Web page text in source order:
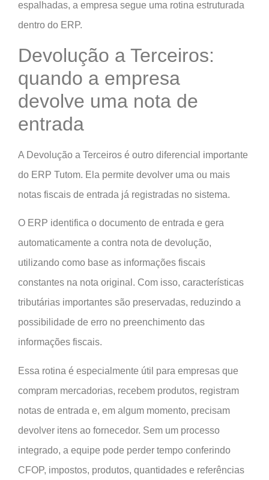
espalhadas, a empresa segue uma rotina estruturada
dentro do ERP.
Devolução a Terceiros:
quando a empresa
devolve uma nota de
entrada
A Devolução a Terceiros é outro diferencial importante
do ERP Tutom. Ela permite devolver uma ou mais
notas fiscais de entrada já registradas no sistema.
O ERP identifica o documento de entrada e gera
automaticamente a contra nota de devolução,
utilizando como base as informações fiscais
constantes na nota original. Com isso, características
tributárias importantes são preservadas, reduzindo a
possibilidade de erro no preenchimento das
informações fiscais.
Essa rotina é especialmente útil para empresas que
compram mercadorias, recebem produtos, registram
notas de entrada e, em algum momento, precisam
devolver itens ao fornecedor. Sem um processo
integrado, a equipe pode perder tempo conferindo
CFOP, impostos, produtos, quantidades e referências